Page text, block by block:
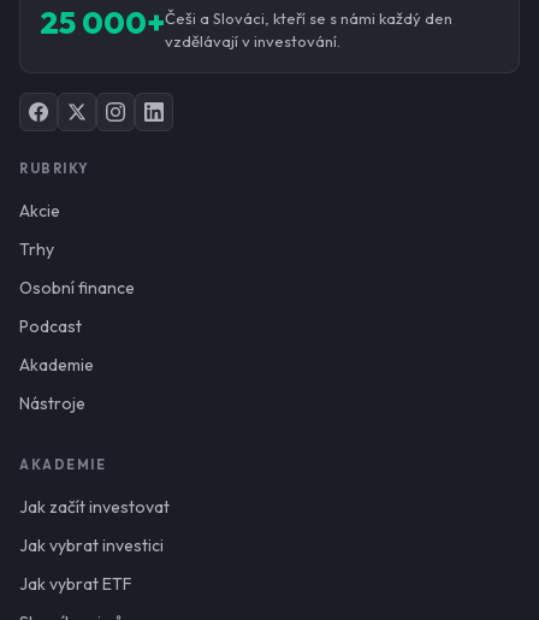
25 000+Češi a Slováci, kteří se s námi každý den
vzdělávají v investování.
RUBRIKY
Akcie
Trhy
Osobní finance
Podcast
Akademie
Nástroje
AKADEMIE
Jak začít investovat
Jak vybrat investici
Jak vybrat ETF